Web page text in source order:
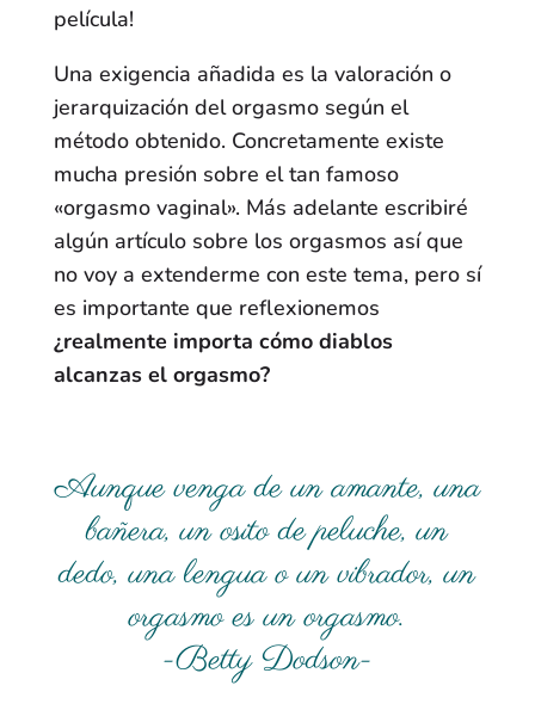
película!
Una exigencia añadida es la valoración o
jerarquización del orgasmo según el
método obtenido. Concretamente existe
mucha presión sobre el tan famoso
«orgasmo vaginal». Más adelante escribiré
algún artículo sobre los orgasmos así que
no voy a extenderme con este tema, pero sí
es importante que reflexionemos
¿realmente importa cómo diablos
alcanzas el orgasmo?
Aunque venga de un amante, una
bañera, un osito de peluche, un
dedo, una lengua o un vibrador, un
orgasmo es un orgasmo.
-Betty Dodson-